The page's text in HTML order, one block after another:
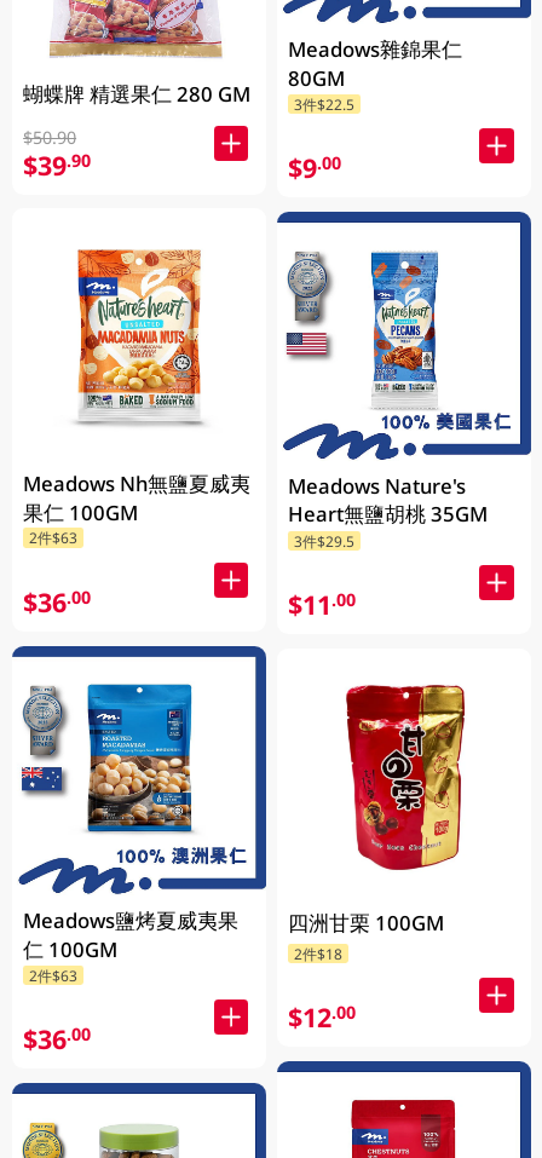
蝴蝶牌 精選果仁 280 GM
$50.90
$39.90
Meadows Nh無鹽夏威夷
果仁 100GM
2件$63
$36.00
Meadows鹽烤夏威夷果
仁 100GM
2件$63
$36.00
Meadows雜錦果仁
80GM
3件$22.5
$9.00
Meadows Nature's
Heart無鹽胡桃 35GM
3件$29.5
$11.00
四洲甘栗 100GM
2件$18
$12.00